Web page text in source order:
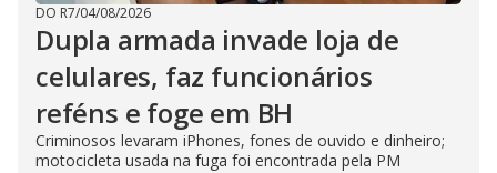
DO R7/04/08/2026
Dupla armada invade loja de
celulares, faz funcionários
reféns e foge em BH
Criminosos levaram iPhones, fones de ouvido e dinheiro;
motocicleta usada na fuga foi encontrada pela PM